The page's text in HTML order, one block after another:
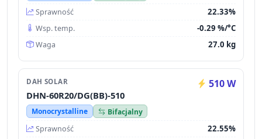
Sprawność
22.33%
Wsp. temp. -0.29 %/°C
Waga 27.0 kg
DAH SOLAR 510 W
DHN-60R20/DG(BB)-510
Monocrystalline
Bifacjalny
Sprawność
22.55%